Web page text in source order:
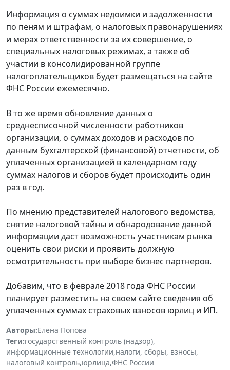
Информация о суммах недоимки и задолженности
по пеням и штрафам, о налоговых правонарушениях
и мерах ответственности за их совершение, о
специальных налоговых режимах, а также об
участии в консолидированной группе
налогоплательщиков будет размещаться на сайте
ФНС России ежемесячно.
В то же время обновление данных о
среднесписочной численности работников
организации, о суммах доходов и расходов по
данным бухгалтерской (финансовой) отчетности, об
уплаченных организацией в календарном году
суммах налогов и сборов будет происходить один
раз в год.
По мнению представителей налогового ведомства,
снятие налоговой тайны и обнародование данной
информации даст возможность участникам рынка
оценить свои риски и проявить должную
осмотрительность при выборе бизнес партнеров.
Добавим, что в феврале 2018 года ФНС России
планирует разместить на своем сайте сведения об
уплаченных суммах страховых взносов юрлиц и ИП.
Авторы:Елена Попова
Теги:государственный контроль (надзор),
информационные технологии,налоги, сборы, взносы,
налоговый контроль,юрлица,ФНС России